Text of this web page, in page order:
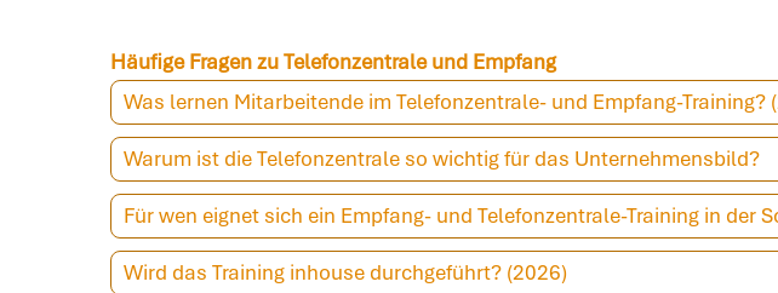
Häufige Fragen zu Telefonzentrale und Empfang
Was lernen Mitarbeitende im Telefonzentrale- und Empfang-Training?
Warum ist die Telefonzentrale so wichtig für das Unternehmensbild?
Für wen eignet sich ein Empfang- und Telefonzentrale-Training in der
Wird das Training inhouse durchgeführt? (2026)